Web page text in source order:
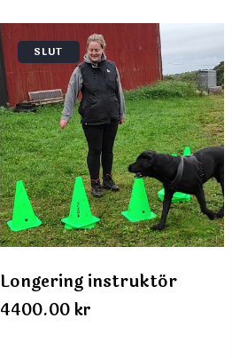
SLUT
Longering instruktör
4400.00kr